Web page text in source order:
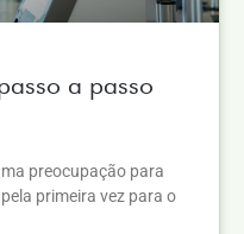
a passo
preocupação para
primeira vez para o